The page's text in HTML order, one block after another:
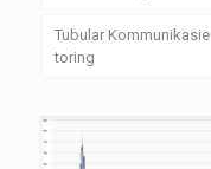
Tubular Kommunikasie
toring